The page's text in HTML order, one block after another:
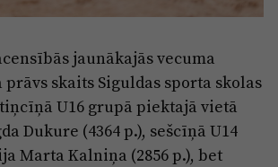
jaunākajās vecuma
skaits Siguldas sporta skolas
U16 grupā piektajā vietā
Dukure (4364 p.), sešcīņā U14
Marta Kalniņa (2856 p.), bet